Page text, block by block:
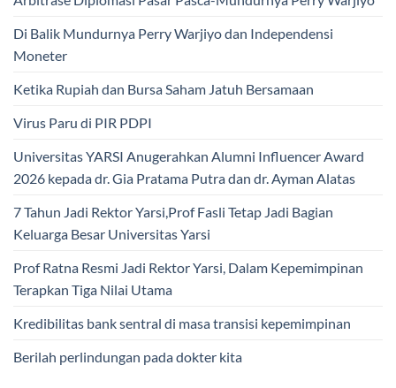
Di Balik Mundurnya Perry Warjiyo dan Independensi
Moneter
Ketika Rupiah dan Bursa Saham Jatuh Bersamaan
Virus Paru di PIR PDPI
Universitas YARSI Anugerahkan Alumni Influencer Award
2026 kepada dr. Gia Pratama Putra dan dr. Ayman Alatas
7 Tahun Jadi Rektor Yarsi,Prof Fasli Tetap Jadi Bagian
Keluarga Besar Universitas Yarsi
Prof Ratna Resmi Jadi Rektor Yarsi, Dalam Kepemimpinan
Terapkan Tiga Nilai Utama
Kredibilitas bank sentral di masa transisi kepemimpinan
Berilah perlindungan pada dokter kita